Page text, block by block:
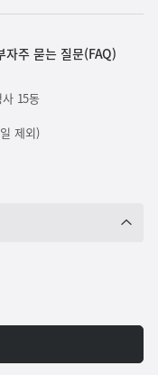
자주 묻는 질문(FAQ)
15동
제외)